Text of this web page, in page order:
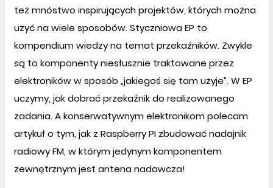
też mnóstwo inspirujących projektów, których można
użyć na wiele sposobów. Styczniowa EP to
kompendium wiedzy na temat przekaźników. Zwykle
są to komponenty niesłusznie traktowane przez
elektroników w sposób „jakiegoś się tam użyje”. W EP
uczymy, jak dobrać przekaźnik do realizowanego
zadania. A konserwatywnym elektronikom polecam
artykuł o tym, jak z Raspberry PI zbudować nadajnik
radiowy FM, w którym jedynym komponentem
zewnętrznym jest antena nadawcza!